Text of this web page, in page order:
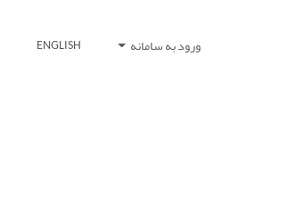
ورود به سامانه ENGLISH